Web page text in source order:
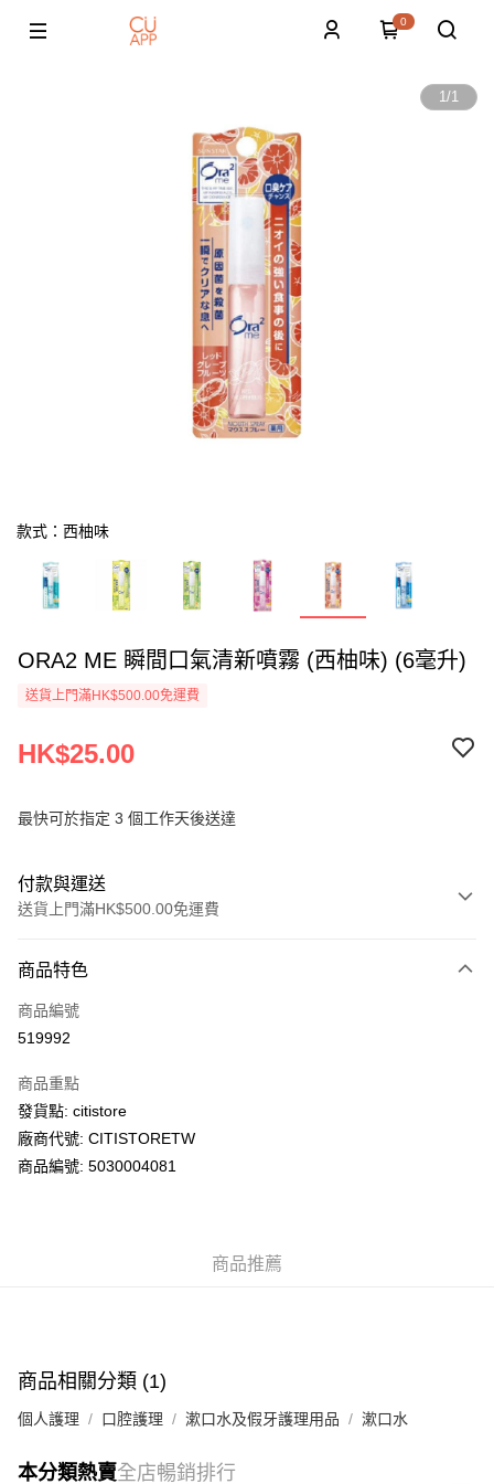
0
1/1
款式：西柚味
ORA2 ME 瞬間口氣清新噴霧 (西柚味) (6毫升)
送貨上門滿HK$500.00免運費
HK$25.00
最快可於指定 3 個工作天後送達
付款與運送
送貨上門滿HK$500.00免運費
信用卡
AlipayHK
WeChat Pay
送貨方式
每筆HK$50.00，滿HK$200.00或以上免運費
UNY 門市自取
商品特色
商品編號
519992
商品重點
發貨點: citistore
廠商代號: CITISTORETW
商品編號: 5030004081
商品推薦
商品相關分類 (1)
個人護理 口腔護理 漱口水及假牙護理用品 漱口水
本分類熱賣全店暢銷排行